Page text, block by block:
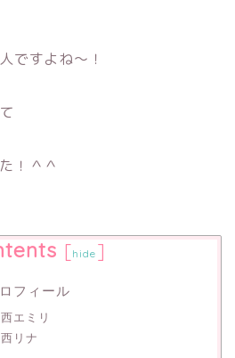
ですよね〜！
！＾＾
[hide ]
フィール
エミリ
リナ